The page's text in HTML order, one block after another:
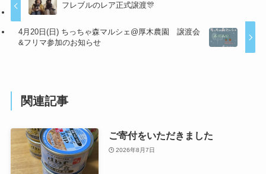
フレブルのレア正式譲渡🎊
4月20日(日) ちっちゃ森マルシェ@厚木農園 譲渡会
&フリマ参加のお知らせ
関連記事
ご寄付をいただきました
2026年8月7日